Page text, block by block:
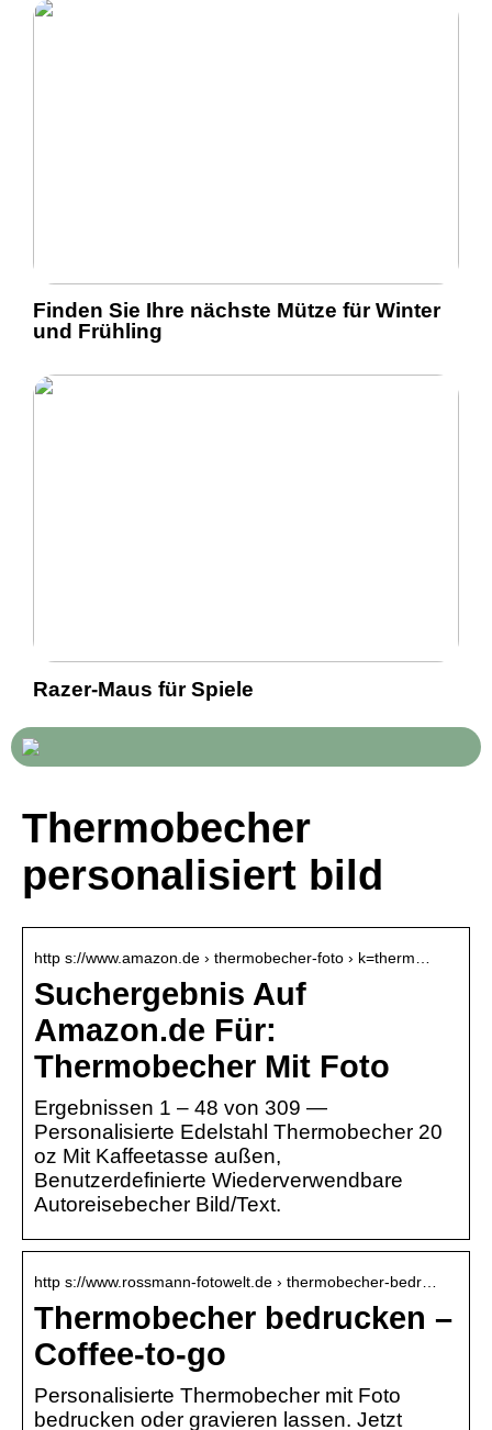
Finden Sie Ihre nächste Mütze für Winter
und Frühling
Razer-Maus für Spiele
Thermobecher
personalisiert bild
http s://www.amazon.de › thermobecher-foto › k=therm…
Suchergebnis Auf
Amazon.de Für:
Thermobecher Mit Foto
Ergebnissen 1 – 48 von 309 —
Personalisierte Edelstahl Thermobecher 20
oz Mit Kaffeetasse außen,
Benutzerdefinierte Wiederverwendbare
Autoreisebecher Bild/Text.
http s://www.rossmann-fotowelt.de › thermobecher-bedr…
Thermobecher bedrucken –
Coffee-to-go
Personalisierte Thermobecher mit Foto
bedrucken oder gravieren lassen. Jetzt